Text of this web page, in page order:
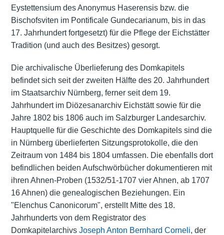
Eystettensium des Anonymus Haserensis bzw. die
Bischofsviten im Pontificale Gundecarianum, bis in das
17. Jahrhundert fortgesetzt) für die Pflege der Eichstätter
Tradition (und auch des Besitzes) gesorgt.
Die archivalische Überlieferung des Domkapitels
befindet sich seit der zweiten Hälfte des 20. Jahrhundert
im Staatsarchiv Nürnberg, ferner seit dem 19.
Jahrhundert im Diözesanarchiv Eichstätt sowie für die
Jahre 1802 bis 1806 auch im Salzburger Landesarchiv.
Hauptquelle für die Geschichte des Domkapitels sind die
in Nürnberg überlieferten Sitzungsprotokolle, die den
Zeitraum von 1484 bis 1804 umfassen. Die ebenfalls dort
befindlichen beiden Aufschwörbücher dokumentieren mit
ihren Ahnen-Proben (1532/51-1707 vier Ahnen, ab 1707
16 Ahnen) die genealogischen Beziehungen. Ein
"Elenchus Canonicorum", erstellt Mitte des 18.
Jahrhunderts von dem Registrator des
Domkapitelarchivs Joseph Anton Bernhard Corneli, der